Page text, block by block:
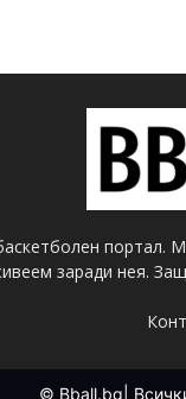
заради нея.
© Bball.bg|